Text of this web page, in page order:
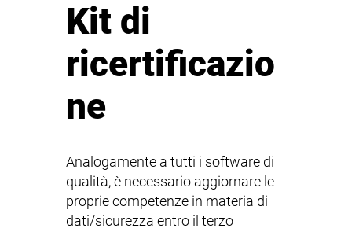
Kit di
ricertificazio
ne
Analogamente a tutti i software di
qualità, è necessario aggiornare le
proprie competenze in materia di
dati/sicurezza entro il terzo